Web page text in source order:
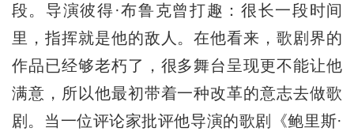
段。导演彼得·布鲁克曾打趣：很长一段时间
里，指挥就是他的敌人。在他看来，歌剧界的
作品已经够老朽了，很多舞台呈现更不能让他
满意，所以他最初带着一种改革的意志去做歌
剧。当一位评论家批评他导演的歌剧《鲍里斯·